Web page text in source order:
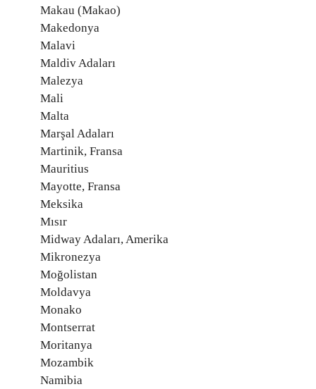
Makau (Makao)
Makedonya
Malavi
Maldiv Adaları
Malezya
Mali
Malta
Marşal Adaları
Martinik, Fransa
Mauritius
Mayotte, Fransa
Meksika
Mısır
Midway Adaları, Amerika
Mikronezya
Moğolistan
Moldavya
Monako
Montserrat
Moritanya
Mozambik
Namibia